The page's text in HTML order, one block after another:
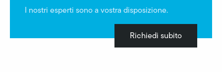
I nostri esperti sono a vostra disposizione.
Richiedi subito